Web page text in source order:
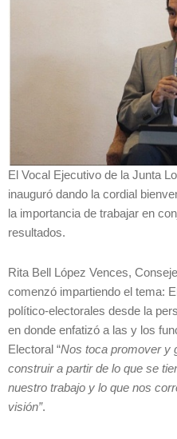
El Vocal Ejecutivo de la Junta
inauguró dando la cordial
la importancia de trabajar en
resultados.
Rita Bell López Vences,
comenzó impartiendo el tema:
político-electorales desde la
en donde enfatizó a las y los
Electoral “Nos toca promover y
construir a partir de lo que se
nuestro trabajo y lo que nos
visión”.